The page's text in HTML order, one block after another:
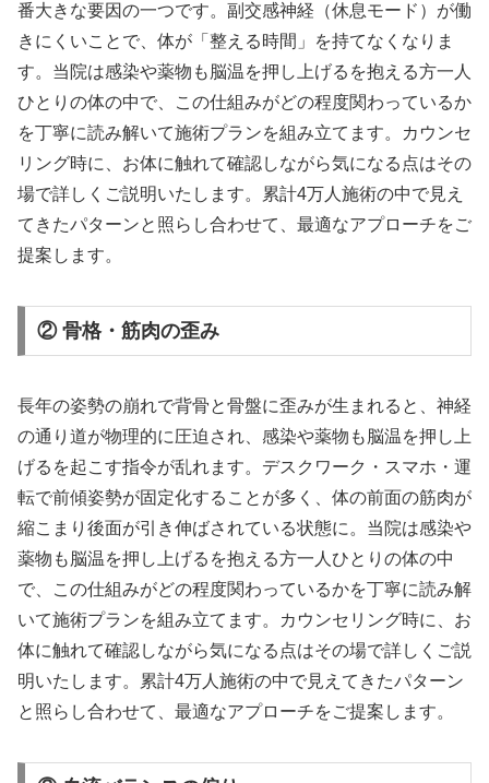
番大きな要因の一つです。副交感神経（休息モード）が働
きにくいことで、体が「整える時間」を持てなくなりま
す。当院は感染や薬物も脳温を押し上げるを抱える方一人
ひとりの体の中で、この仕組みがどの程度関わっているか
を丁寧に読み解いて施術プランを組み立てます。カウンセ
リング時に、お体に触れて確認しながら気になる点はその
場で詳しくご説明いたします。累計4万人施術の中で見え
てきたパターンと照らし合わせて、最適なアプローチをご
提案します。
② 骨格・筋肉の歪み
長年の姿勢の崩れで背骨と骨盤に歪みが生まれると、神経
の通り道が物理的に圧迫され、感染や薬物も脳温を押し上
げるを起こす指令が乱れます。デスクワーク・スマホ・運
転で前傾姿勢が固定化することが多く、体の前面の筋肉が
縮こまり後面が引き伸ばされている状態に。当院は感染や
薬物も脳温を押し上げるを抱える方一人ひとりの体の中
で、この仕組みがどの程度関わっているかを丁寧に読み解
いて施術プランを組み立てます。カウンセリング時に、お
体に触れて確認しながら気になる点はその場で詳しくご説
明いたします。累計4万人施術の中で見えてきたパターン
と照らし合わせて、最適なアプローチをご提案します。